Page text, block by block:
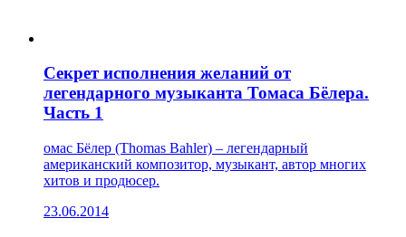
Секрет исполнения желаний от
легендарного музыканта Томаса Бёлера.
Часть 1
омас Бёлер (Thomas Bahler) – легендарный
американский композитор, музыкант, автор многих
хитов и продюсер.
23.06.2014